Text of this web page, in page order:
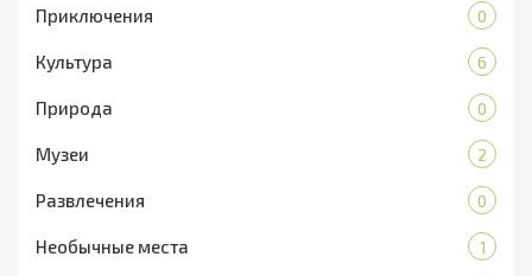
Приключения 0
Культура 6
Природа 0
Музеи 2
Развлечения 0
Необычные места 1